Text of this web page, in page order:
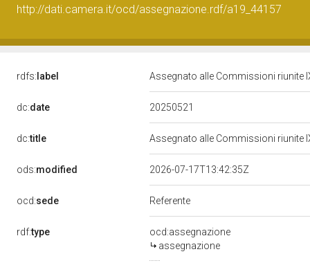
http://dati.camera.it/ocd/assegnazione.rdf/a19_44157
rdfs: label Assegnato alle Commissioni riunite
dc:date 20250521
dc:title Assegnato alle Commissioni riunite
ods:modified 2026-07-17T13:42:35Z
ocd:sede Referente
rdf:type
ocd:assegnazione
assegnazione